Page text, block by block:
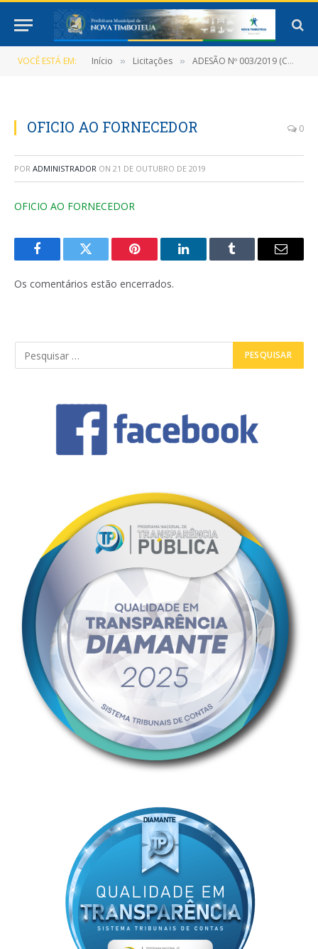
VOCÊ ESTÁ EM: Início » Licitações » ADESÃO Nº 003/2019 (CONTRATAÇÃO DE PESSOA JURÍDICA PARA A AQUISIÇÃO DE 02 (DUAS) AMBULÂNCIAS TIPO A DE SIMPLES REMOÇÃO, SENDO UMA TIPO FURGONETA E OUTRA TIPO FURGÃO)
OFICIO AO FORNECEDOR 0
POR ADMINISTRADOR ON 21 DE OUTUBRO DE 2019
OFICIO AO FORNECEDOR
FacebookTwitter Pinterest LinkedInTumblr
E-
Os comentários estão encerrados.